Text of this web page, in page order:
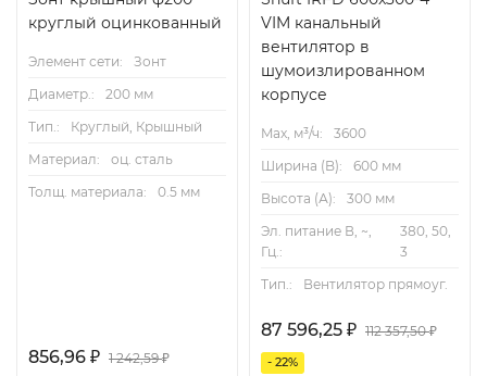
круглый оцинкованный
Элемент сети:
Зонт
Диаметр.:
200 мм
Тип.:
Круглый, Крышный
Материал:
оц. сталь
Толщ. материала:
0.5 мм
856,96 ₽ 1 242,59₽
VIM канальный
вентилятор в
шумоизлированном
корпусе
Max, м³/ч:
3600
Ширина (B):
600 мм
Высота (А):
300 мм
Эл. питание В, ~,
Гц.:
380, 50,
3
Тип.:
Вентилятор прямоуг.
87 596,25 ₽ 112 357,50₽
- 22%